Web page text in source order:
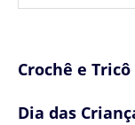
Crochê e Tricô
Dia das